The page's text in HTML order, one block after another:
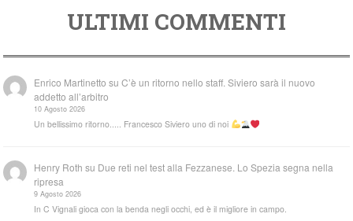
ULTIMI COMMENTI
Enrico Martinetto suC’è un ritorno nello staff. Siviero sarà il nuovo
addetto all’arbitro
10 Agosto 2026
Un bellissimo ritorno..... Francesco Siviero uno di noi
Henry Roth su Due reti nel test alla Fezzanese. Lo Spezia segna nella
ripresa
9 Agosto 2026
In C Vignali gioca con la benda negli occhi, ed è il migliore in campo.